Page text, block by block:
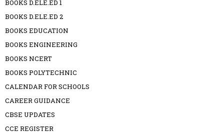
BOOKS D.ELE.ED 1
BOOKS D.ELE.ED 2
BOOKS EDUCATION
BOOKS ENGINEERING
BOOKS NCERT
BOOKS POLYTECHNIC
CALENDAR FOR SCHOOLS
CAREER GUIDANCE
CBSE UPDATES
CCE REGISTER